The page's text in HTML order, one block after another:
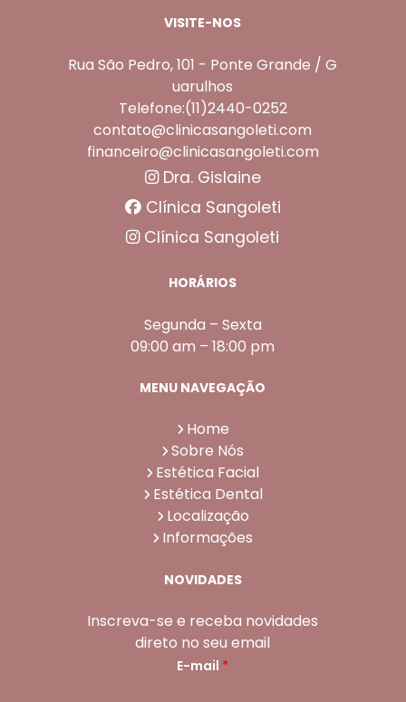
VISITE-NOS
Rua São Pedro, 101 - Ponte Grande / G
uarulhos
Telefone:(11)2440-0252
contato@clinicasangoleti.com
financeiro@clinicasangoleti.com
Dra. Gislaine
Clínica Sangoleti
Clínica Sangoleti
HORÁRIOS
Segunda – Sexta
09:00 am – 18:00 pm
MENU NAVEGAÇÃO
Home
Sobre Nós
Estética Facial
Estética Dental
Localização
Informações
NOVIDADES
Inscreva-se e receba novidades
direto no seu email
E-mail *